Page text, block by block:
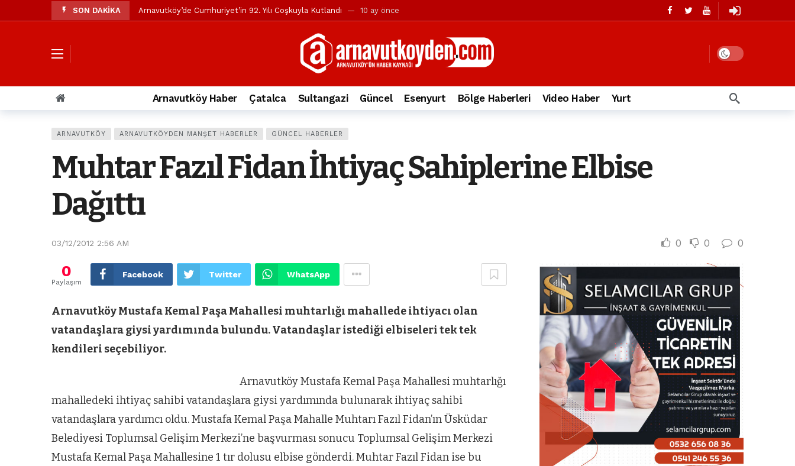
SON DAKİKA Arnavutköy’de Cumhuriyet’in 92. Yılı Coşkuyla Kutlandı 10 ay önce
Özgür Özel’den Arnavutköy Belediyesi’ne ve Mustafa Candaroğlu’na yönelik suçlamalar 10 ay önce
Arnavutköy’ün nüfusu 2024 yılında 344.868’e ulaştı 2 yıl önce
Arnavutköy Taşoluk’ta seyir halindeki otomobil alev alev yandı. 2 yıl önce
Arnavutköy İmrahor Mahallesi sakinleri protesto gösterisi düzenledi 2 yıl önce
Toprak kaydı: 3 hafriyat kamyonu birbirlerinin üzerine devrildi
İstanbul Havalimanı yolundaki kazada, taksideki yolcu öldü 3 yıl önce
Arnavutkoy Belediyesi’ne su baskını tepkisi 3 yıl önce
Arnavutköy Haber Çatalca Sultangazi Güncel Esenyurt Bölge Haberleri Video Haber Yurt
ARNAVUTKÖY ARNAVUTKÖYDEN MANŞET HABERLER GÜNCEL HABERLER
Muhtar Fazıl Fidan İhtiyaç Sahiplerine Elbise
Dağıttı
03/12/2012 2:56 AM 0 0 0
0
Paylaşım
Facebook Twitter WhatsApp
Arnavutköy Mustafa Kemal Paşa Mahallesi muhtarlığı mahallede ihtiyacı olan
vatandaşlara giysi yardımında bulundu. Vatandaşlar istediği elbiseleri tek tek
kendileri seçebiliyor.
Arnavutköy Mustafa Kemal Paşa Mahallesi muhtarlığı
mahalledeki ihtiyaç sahibi vatandaşlara giysi yardımında bulunarak ihtiyaç sahibi
vatandaşlara yardımcı oldu. Mustafa Kemal Paşa Mahalle Muhtarı Fazıl Fidan’ın Üsküdar
Belediyesi Toplumsal Gelişim Merkezi’ne başvurması sonucu Toplumsal Gelişim Merkezi
Mustafa Kemal Paşa Mahallesine 1 tır dolusu elbise gönderdi. Muhtar Fazıl Fidan ise bu